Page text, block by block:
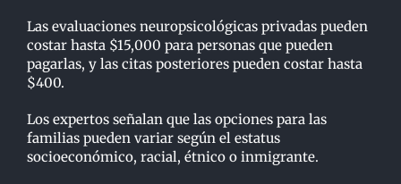
Las evaluaciones neuropsicológicas privadas pueden
costar hasta $15,000 para personas que pueden
pagarlas, y las citas posteriores pueden costar hasta
$400.
Los expertos señalan que las opciones para las
familias pueden variar según el estatus
socioeconómico, racial, étnico o inmigrante.